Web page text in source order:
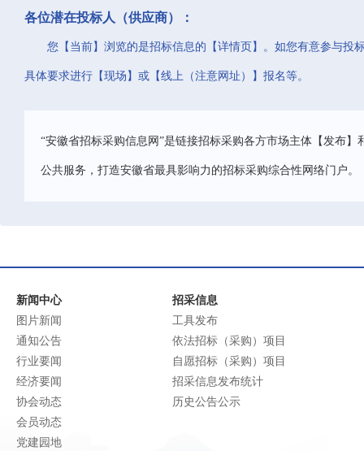
各位潜在投标人（供应商）：
您【当前】浏览的是招标信息的【详情页】。如您有意参与投
具体要求进行【现场】或【线上（注意网址）】报名等。
“安徽省招标采购信息网”是链接招标采购各方市场主体【发布
公共服务，打造安徽省最具影响力的招标采购综合性网络门户。
新闻中心
图片新闻
通知公告
行业要闻
经济要闻
协会动态
会员动态
党建园地
招采信息
工具发布
依法招标（采购）项目
自愿招标（采购）项目
招采信息发布统计
历史公告公示